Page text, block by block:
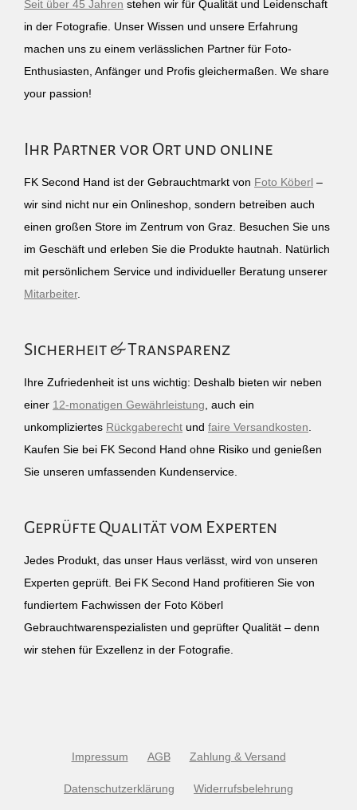
Seit über 45 Jahren stehen wir für Qualität und Leidenschaft
in der Fotografie. Unser Wissen und unsere Erfahrung
machen uns zu einem verlässlichen Partner für Foto-
Enthusiasten, Anfänger und Profis gleichermaßen. We share
your passion!
Ihr Partner vor Ort und online
FK Second Hand ist der Gebrauchtmarkt von Foto Köberl –
wir sind nicht nur ein Onlineshop, sondern betreiben auch
einen großen Store im Zentrum von Graz. Besuchen Sie uns
im Geschäft und erleben Sie die Produkte hautnah. Natürlich
mit persönlichem Service und individueller Beratung unserer
Mitarbeiter.
Sicherheit & Transparenz
Ihre Zufriedenheit ist uns wichtig: Deshalb bieten wir neben
einer 12-monatigen Gewährleistung , auch ein
unkompliziertes Rückgaberecht und faire Versandkosten
Kaufen Sie bei FK Second Hand ohne Risiko und genießen
Sie unseren umfassenden Kundenservice.
Geprüfte Qualität vom Experten
Jedes Produkt, das unser Haus verlässt, wird von unseren
Experten geprüft. Bei FK Second Hand profitieren Sie von
fundiertem Fachwissen der Foto Köberl
Gebrauchtwarenspezialisten und geprüfter Qualität – denn
wir stehen für Exzellenz in der Fotografie.
Impressum AGB Zahlung & Versand
Datenschutzerklärung Widerrufsbelehrung